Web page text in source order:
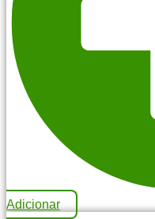
Adicionar